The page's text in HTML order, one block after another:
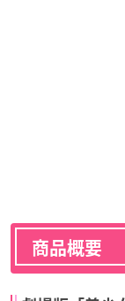
商品概要